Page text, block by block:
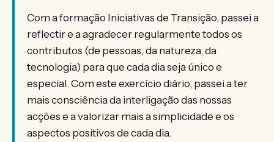
Com a formação Iniciativas de Transição, passei a
reflectir e a agradecer regularmente todos os
contributos (de pessoas, da natureza, da
tecnologia) para que cada dia seja único e
especial. Com este exercício diário, passei a ter
mais consciência da interligação das nossas
acções e a valorizar mais a simplicidade e os
aspectos positivos de cada dia.